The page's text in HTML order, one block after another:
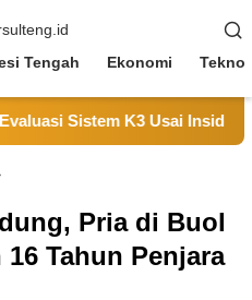
Tengah Ekonomi
Sistem K3 Usai Insiden
Pria di Buol
Tahun Penjara